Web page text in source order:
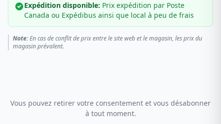
Expédition disponible: Prix expédition par Poste
Canada ou Expédibus ainsi que local à peu de frais
Note:En cas de conflit de prix entre le site web et le magasin, les prix du
magasin prévalent.
Vous pouvez retirer votre consentement et vous désabonner
à tout moment.